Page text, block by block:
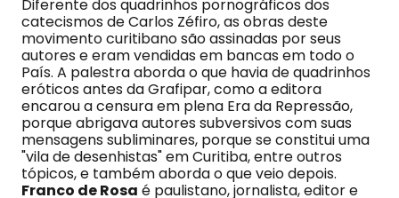
Diferente dos quadrinhos pornográficos dos
catecismos de Carlos Zéfiro, as obras deste
movimento curitibano são assinadas por seus
autores e eram vendidas em bancas em todo o
País. A palestra aborda o que havia de quadrinhos
eróticos antes da Grafipar, como a editora
encarou a censura em plena Era da Repressão,
porque abrigava autores subversivos com suas
mensagens subliminares, porque se constitui uma
"vila de desenhistas" em Curitiba, entre outros
tópicos, e também aborda o que veio depois.
Franco de Rosa é paulistano, jornalista, editor e